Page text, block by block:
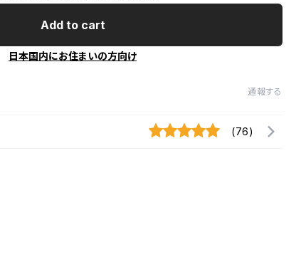
Add to cart
日本国内にお住まいの方向け
通報する
(76)